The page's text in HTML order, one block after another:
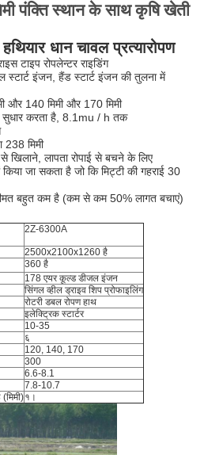
पंक्ति स्थान के साथ कृषि खेती
धान चावल प्रत्यारोपण
टाइप रोपलेन्टर राइडिंग
इंजन, हैंड स्टार्ट इंजन की तुलना में
और 140 मिमी और 170 मिमी
में सुधार करता है, 8.1mu / h तक
238 मिमी
खिलाने, लापता रोपाई से बचने के लिए
जा सकता है जो कि मिट्टी की गहराई 30
बहुत कम है (कम से कम 50% लागत बचाएं)
2Z-6300A
2500x2100x1260 है
360 है
178 एयर कूल्ड डीजल इंजन
सिंगल व्हील ड्राइव शिप प्रोफाइलिंग
रोटरी डबल रोपण हाथ
इलेक्ट्रिक स्टार्टर
10-35
६
120, 140, 170
300
6.6-8.1
7.8-10.7
१।